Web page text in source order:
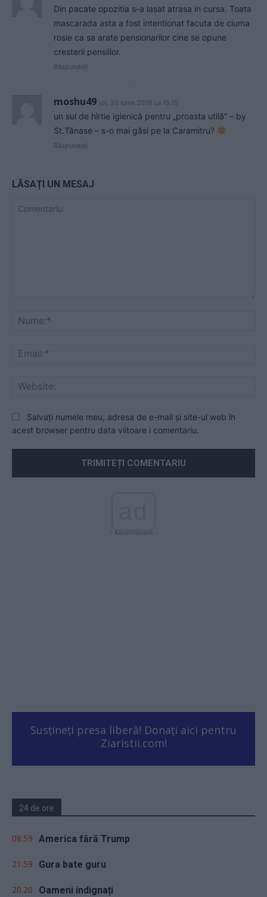
Din pacate opozitia s-a lasat atrasa in cursa. Toata
mascarada asta a fost intentionat facuta de ciuma
rosie ca sa arate pensionarilor cine se opune
cresterii pensiilor.
Răspundeți
moshu49 joi, 20 iunie 2019 La 15.15
un sul de hîrtie igienică pentru „proasta utilă” – by
St.Tănase – s-o mai găsi pe la Caramitru?
Răspundeți
LĂSAȚI UN MESAJ
Salvați numele meu, adresa de e-mail și site-ul web în
acest browser pentru data viitoare i comentariu.
- Advertisment -
Susțineți presa liberă! Donați aici pentru
Ziaristii.com!
24 de ore
08.59 America fără Trump
21.59 Gura bate guru
20.20 Oameni indignați